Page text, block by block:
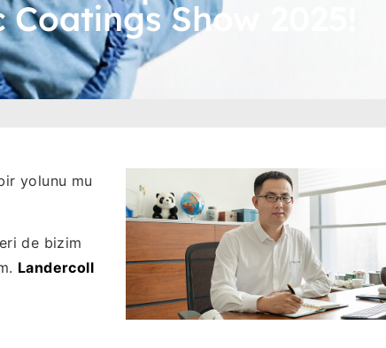
Show 2025!
yolunu mu
de bizim
Landercoll